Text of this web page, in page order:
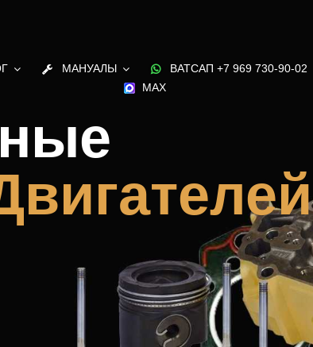
МАНУАЛЫ ВАТСАП +7 969 730-90-02
MAX